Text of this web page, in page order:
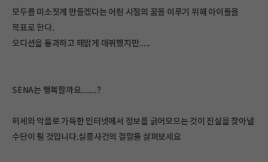
모두를 미소짓게 만들겠다는 어린 시절의 꿈을 이루기 위해 아이돌을
목표로 한다.
오디션을 통과하고 해맑게 데뷔했지만.....
SENA는 행복할까요.......?
허세와 악플로 가득한 인터넷에서 정보를 긁어모으는 것이 진실을 찾아낼
수단이 될 것입니다.실종사건의 결말을 살펴보세요